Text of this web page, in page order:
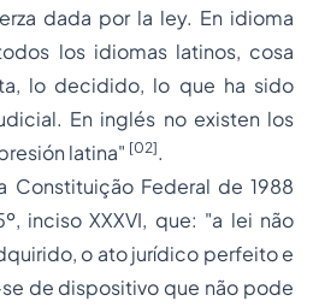
dada por la ley. En idioma
los idiomas latinos, cosa
, lo decidido, lo que ha sido
En inglés no existen los
latina" [02].
Constituição Federal de 1988
inciso XXXVI, que: "a lei não
o ato jurídico perfeito e
de dispositivo que não pode